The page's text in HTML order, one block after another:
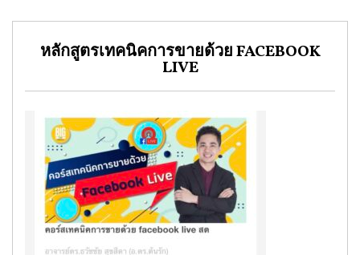
หลักสูตรเทคนิคการขายด้วย FACEBOOK
LIVE